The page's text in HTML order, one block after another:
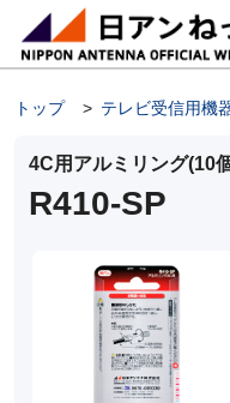
トップ > テレビ受信用機
4C用アルミリング(10
R410-SP